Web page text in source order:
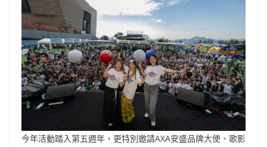
今年活動踏入第五週年，更特別邀請AXA安盛品牌大使、歌影